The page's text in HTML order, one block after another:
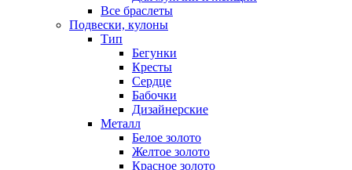
Все браслеты
Подвески, кулоны
Тип
Бегунки
Кресты
Сердце
Бабочки
Дизайнерские
Металл
Белое золото
Желтое золото
Красное золото